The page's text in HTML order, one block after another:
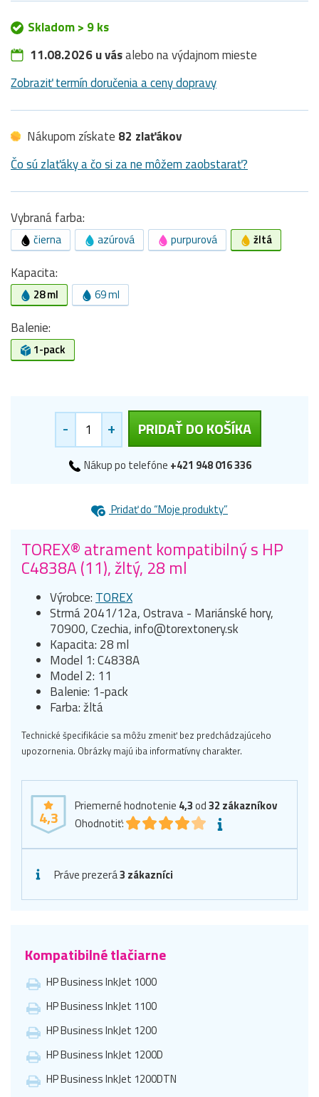
Skladom > 9 ks
11.08.2026 u vásalebo na výdajnom mieste
Zobraziť termín doručenia a ceny dopravy
Nákupom získate 82 zlaťákov
Čo sú zlaťáky a čo si za ne môžem zaobstarať?
Vybraná farba:
čierna azúrová purpurová žltá
Kapacita:
28 ml 69 ml
Balenie:
1-pack
- + PRIDAŤ DO KOŠÍKA
Nákup po telefóne +421 948 016 336
Pridať do “Moje produkty”
TOREX® atrament kompatibilný s HP
C4838A (11), žltý, 28 ml
Výrobce: TOREX
Strmá 2041/12a, Ostrava - Mariánské hory,
70900, Czechia, info@torextonery.sk
Kapacita: 28 ml
Model 1: C4838A
Model 2: 11
Balenie: 1-pack
Farba: žltá
Technické špecifikácie sa môžu zmeniť bez predchádzajúceho
upozornenia. Obrázky majú iba informatívny charakter.
4,3
Priemerné hodnotenie 4,3od32 zákazníkov
Ohodnotiť:
Práve prezerá3 zákazníci
Kompatibilné tlačiarne
HP Business InkJet 1000
HP Business InkJet 1100
HP Business InkJet 1200
HP Business InkJet 1200D
HP Business InkJet 1200DTN